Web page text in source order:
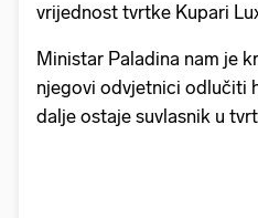
vrijednost tvrtke Kupari
Ministar Paladina nam je
njegovi odvjetnici odlučiti
dalje ostaje suvlasnik u